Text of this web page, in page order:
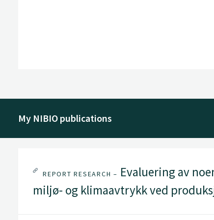
My NIBIO publications
REPORT RESEARCH – Evaluering av
miljø- og klimaavtrykk ved